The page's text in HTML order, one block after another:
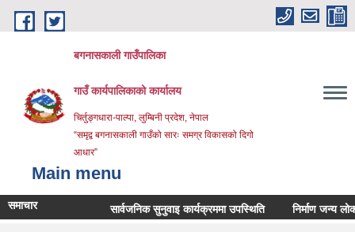
Skip to main content
बगनासकाली गाउँपालिका
गाउँ कार्यपालिकाको कार्यालय
चिर्तुङ्गधारा-पाल्पा, लुम्बिनी प्रदेश, नेपाल
“समृद्व बगनासकाली गाउँको सारः समग्र विकासको दिगो
आधार”
Main menu
समाचार सार्वजनिक सुनुवाइ कार्यक्रममा उपस्थिति निर्माण जन्य लोकल